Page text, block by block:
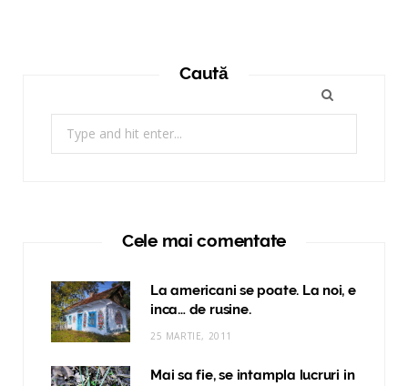
Caută
Cele mai comentate
La americani se poate. La noi, e
inca… de rusine.
25 MARTIE, 2011
Mai sa fie, se intampla lucruri in